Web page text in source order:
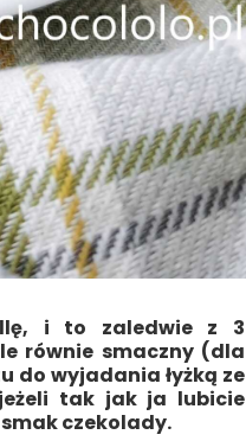
i to zaledwie z 3
równie smaczny (dla
do wyjadania łyżką ze
tak jak ja lubicie
smak czekolady.